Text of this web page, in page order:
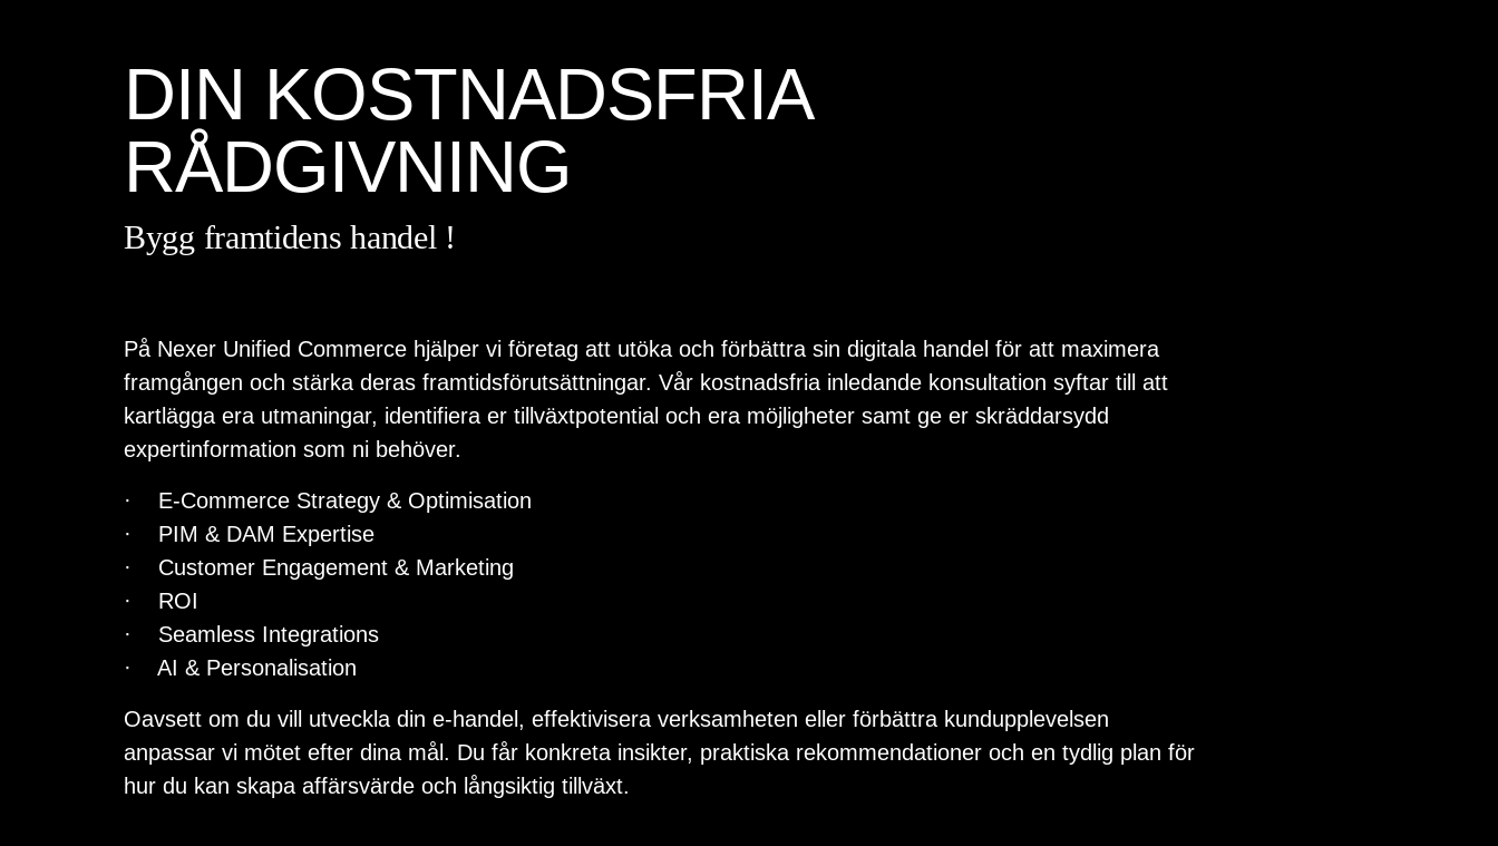
DIN KOSTNADSFRIA
RÅDGIVNING
Bygg framtidens handel !
På Nexer Unified Commerce hjälper vi företag att utöka och förbättra sin digitala handel för att maximera
framgången och stärka deras framtidsförutsättningar. Vår kostnadsfria inledande konsultation syftar till att
kartlägga era utmaningar, identifiera er tillväxtpotential och era möjligheter samt ge er skräddarsydd
expertinformation som ni behöver.
· E-Commerce Strategy & Optimisation
· PIM & DAM Expertise
· Customer Engagement & Marketing
· ROI
· Seamless Integrations
· AI & Personalisation
Oavsett om du vill utveckla din e-handel, effektivisera verksamheten eller förbättra kundupplevelsen
anpassar vi mötet efter dina mål. Du får konkreta insikter, praktiska rekommendationer och en tydlig plan för
hur du kan skapa affärsvärde och långsiktig tillväxt.